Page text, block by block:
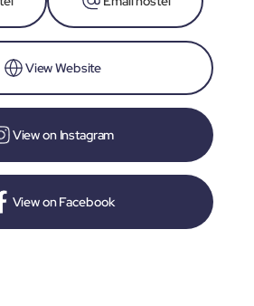
View Website
View on Instagram
View on Facebook